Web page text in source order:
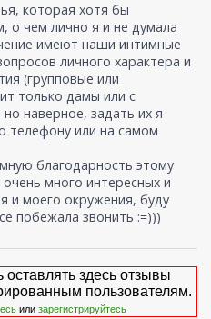
которая хотя бы
о чем лично я и не думала
имеют наши интимные
личного характера и
(групповые или
только дамы или с
наверное, задать их я
телефону или на самом
благодарность этому
много интересных и
и моего окружения, буду
побежала звонить :=)))
здесь отзывы
пользователям.
или зарегистрируйтесь